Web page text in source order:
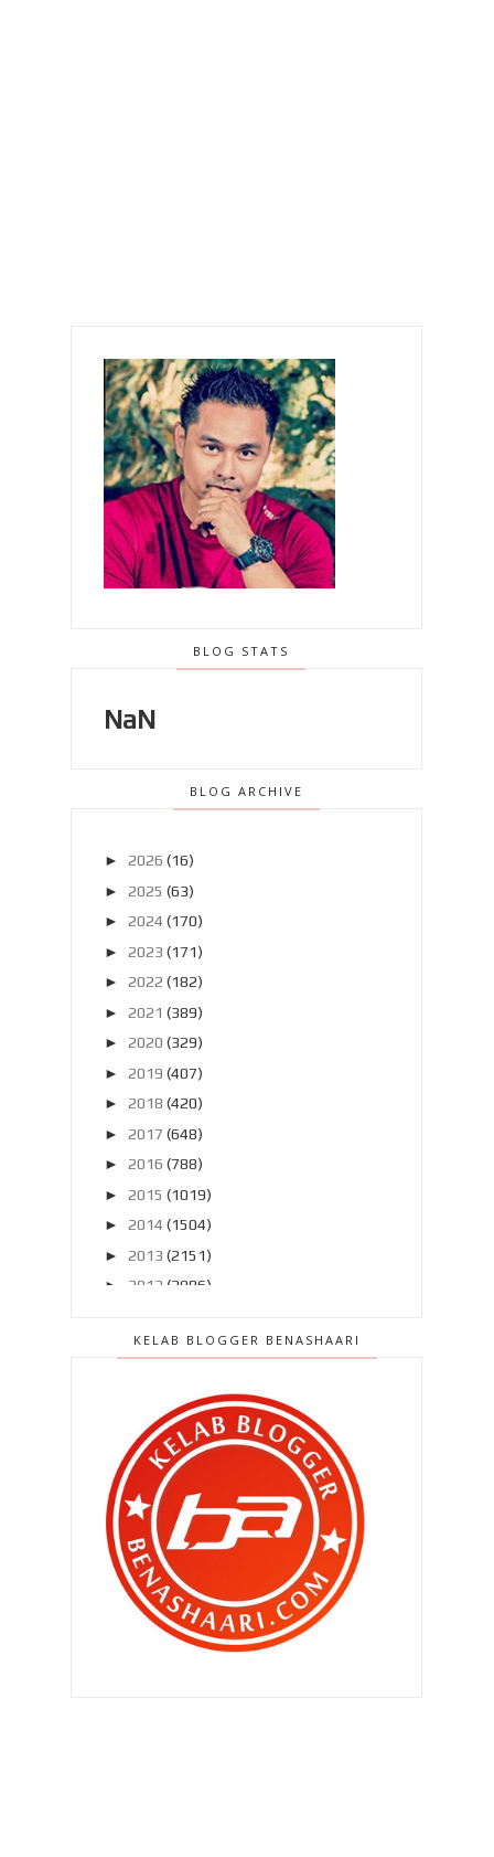
BLOG STATS
NaN
BLOG ARCHIVE
► 2026 (16)
► 2025 (63)
► 2024 (170)
► 2023 (171)
► 2022 (182)
► 2021 (389)
► 2020 (329)
► 2019 (407)
► 2018 (420)
► 2017 (648)
► 2016 (788)
► 2015 (1019)
► 2014 (1504)
► 2013 (2151)
► 2012 (2986)
►Disember 2011(303)
Oktober 2011(418)
►September 2011 (390)
►
Ogos 2011
▼
Julai 2011
(396)
" Mati ? Ala.. nanti nanti je la aku
mati.. boleh ...
" Yer , betul.. korang bebas berkarya
.. "
KELAB BLOGGER BENASHAARI